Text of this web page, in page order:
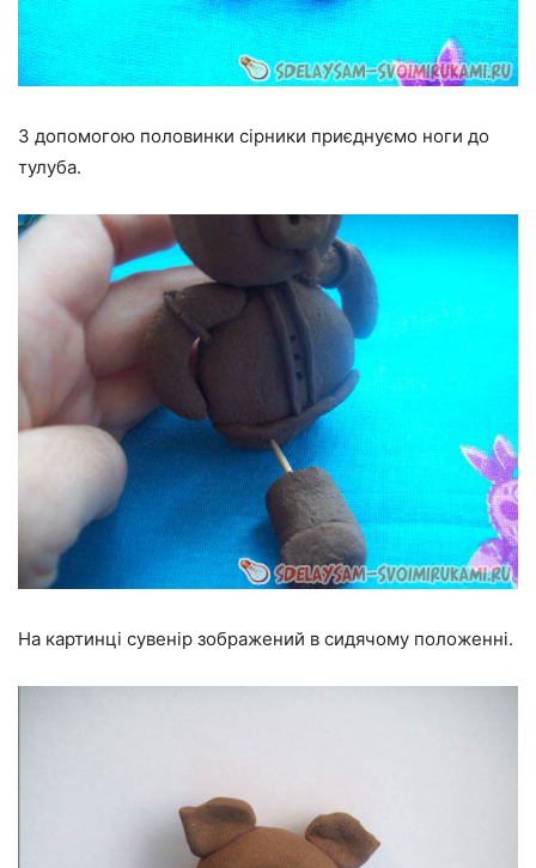
З допомогою половинки сірники приєднуємо ноги до
тулуба.
На картинці сувенір зображений в сидячому положенні.